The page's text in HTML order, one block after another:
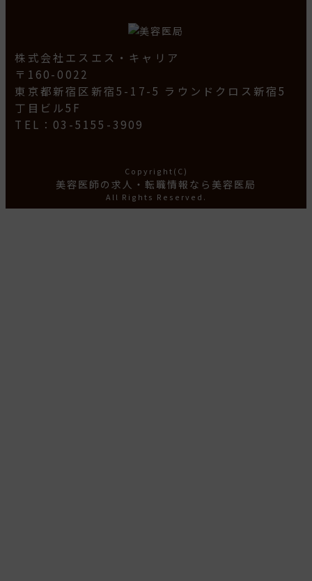
株式会社エスエス・キャリア
〒160-0022
東京都新宿区新宿5-17-5 ラウンドクロス新宿5
丁目ビル5F
TEL：03-5155-3909
Copyright(C)
美容医師の求人・転職情報なら美容医局
All Rights Reserved.